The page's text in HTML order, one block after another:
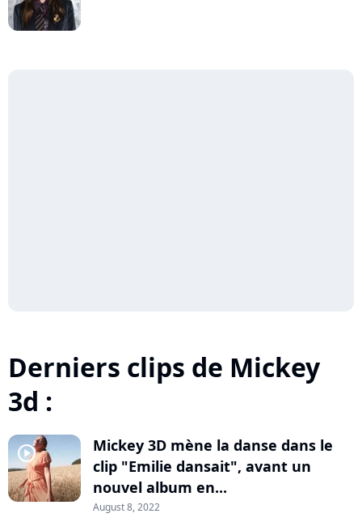
Derniers clips de Mickey
3d :
player2
Mickey 3D mène la danse dans le
clip "Emilie dansait", avant un
nouvel album en...
August 8, 2022